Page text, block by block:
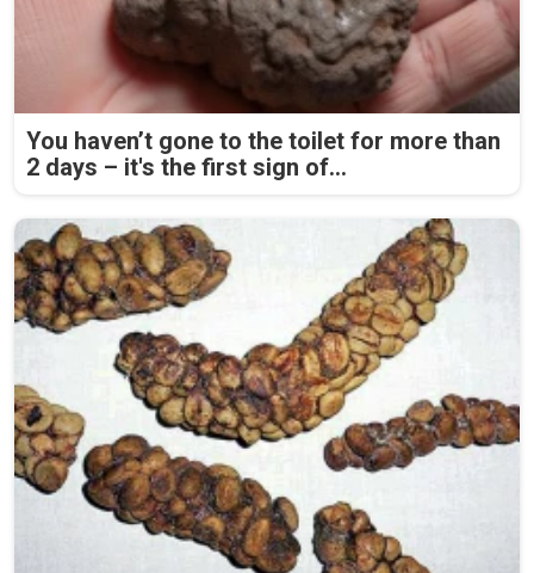
You haven’t gone to the toilet for more than
2 days – it's the first sign of...